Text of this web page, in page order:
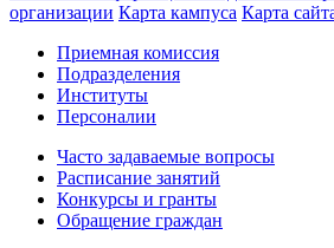
организации Карта кампуса Карта
Приемная комиссия
Подразделения
Институты
Персоналии
Часто задаваемые вопросы
Расписание занятий
Конкурсы и гранты
Обращение граждан